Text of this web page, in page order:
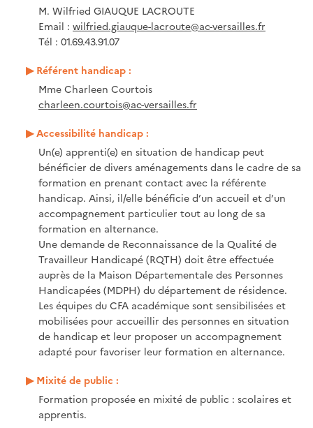
M. Wilfried GIAUQUE LACROUTE
Email : wilfried.giauque-lacroute@ac-versailles.fr
Tél : 01.69.43.91.07
Référent handicap :
Mme Charleen Courtois
charleen.courtois@ac-versailles.fr
Accessibilité handicap :
Un(e) apprenti(e) en situation de handicap peut
bénéficier de divers aménagements dans le cadre de sa
formation en prenant contact avec la référente
handicap. Ainsi, il/elle bénéficie d’un accueil et d’un
accompagnement particulier tout au long de sa
formation en alternance.
Une demande de Reconnaissance de la Qualité de
Travailleur Handicapé (RQTH) doit être effectuée
auprès de la Maison Départementale des Personnes
Handicapées (MDPH) du département de résidence.
Les équipes du CFA académique sont sensibilisées et
mobilisées pour accueillir des personnes en situation
de handicap et leur proposer un accompagnement
adapté pour favoriser leur formation en alternance.
Mixité de public :
Formation proposée en mixité de public : scolaires et
apprentis.